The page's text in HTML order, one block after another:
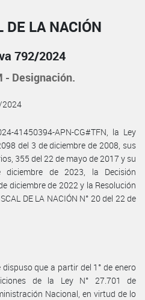
DE LA NACIÓN
792/2024
- Designación.
2024
41450394-APN-CG#TFN, la Ley
del 3 de diciembre de 2008, sus
355 del 22 de mayo de 2017 y su
de 2023, la Decisión
diciembre de 2022 y la Resolución
DE LA NACIÓN N° 20 del 22 de
que a partir del 1° de enero
de la Ley N° 27.701 de
Nacional, en virtud de lo